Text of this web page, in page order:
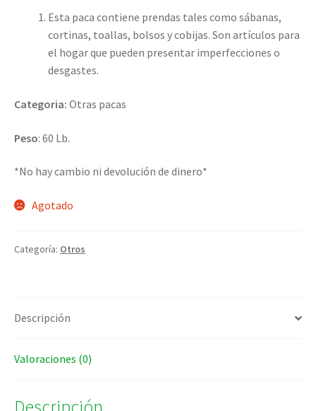
Esta paca contiene prendas tales como sábanas,
cortinas, toallas, bolsos y cobijas. Son artículos para
el hogar que pueden presentar imperfecciones o
desgastes.
Categoria: Otras pacas
Peso: 60 Lb.
*No hay cambio ni devolución de dinero*
Agotado
Categoría: Otros
Descripción
Valoraciones (0)